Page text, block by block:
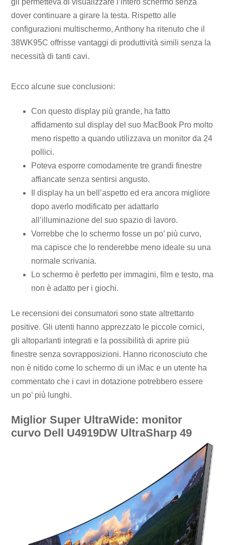
dover continuare a girare la testa. Rispetto alle
configurazioni multischermo, Anthony ha ritenuto che il
38WK95C offrisse vantaggi di produttività simili senza la
necessità di tanti cavi.
Ecco alcune sue conclusioni:
Con questo display più grande, ha fatto
affidamento sul display del suo MacBook Pro molto
meno rispetto a quando utilizzava un monitor da 24
pollici.
Poteva esporre comodamente tre grandi finestre
affiancate senza sentirsi angusto.
Il display ha un bell’aspetto ed era ancora migliore
dopo averlo modificato per adattarlo
all’illuminazione del suo spazio di lavoro.
Vorrebbe che lo schermo fosse un po’ più curvo,
ma capisce che lo renderebbe meno ideale su una
normale scrivania.
Lo schermo è perfetto per immagini, film e testo, ma
non è adatto per i giochi.
Le recensioni dei consumatori sono state altrettanto
positive. Gli utenti hanno apprezzato le piccole cornici,
gli altoparlanti integrati e la possibilità di aprire più
finestre senza sovrapposizioni. Hanno riconosciuto che
non è nitido come lo schermo di un iMac e un utente ha
commentato che i cavi in ​​dotazione potrebbero essere
un po’ più lunghi.
Miglior Super UltraWide: monitor
curvo Dell U4919DW UltraSharp 49